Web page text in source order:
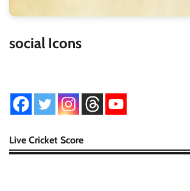
social Icons
Live Cricket Score